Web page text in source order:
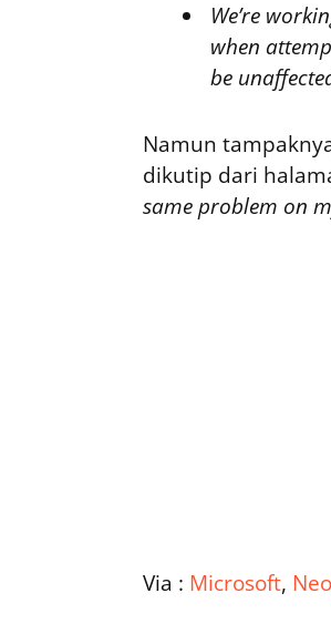
We’re
when
be
Namun
dikutip dari
same problem on
Via : Microsoft,